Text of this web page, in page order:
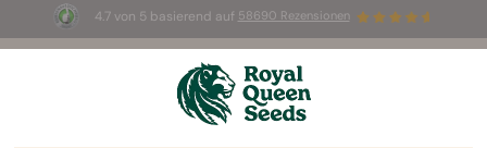
4.7 von 5 basierend auf 58690 Rezensionen
☀️ Sommer-Sale: Bis zu 50 % Rabatt
auf ausgewählte Produkte! ⏤